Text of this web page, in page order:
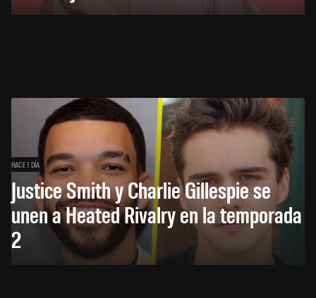
HACE 1 DÍA
Justice Smith y Charlie Gillespie se
unen a Heated Rivalry en la temporada
2